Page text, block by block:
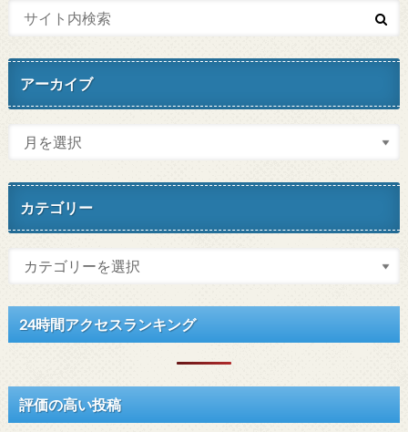
アーカイブ
カテゴリー
24時間アクセスランキング
評価の高い投稿